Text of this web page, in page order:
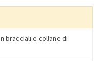
bracciali e collane di